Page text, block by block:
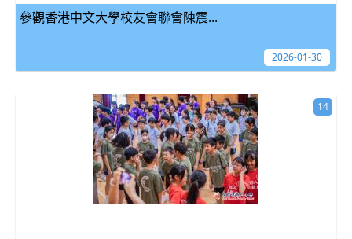
參觀香港中文大學校友會聯會陳震...
2026-01-30
14